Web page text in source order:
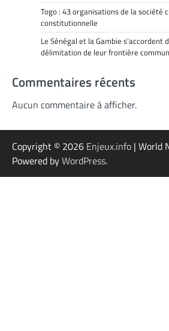
Togo : 43 organisations de la société
constitutionnelle
Le Sénégal et la Gambie
délimitation de leur frontière
Commentaires récents
Aucun commentaire à afficher.
Copyright © 2026 Enjeux.info | World
Powered byWordPress.